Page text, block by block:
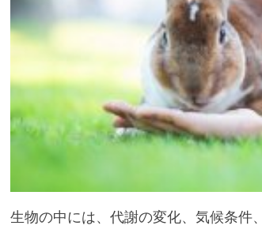
生物の中には、代謝の変化、気候条件